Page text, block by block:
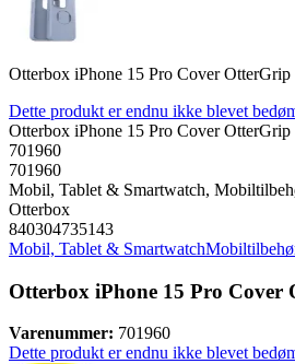
Otterbox iPhone 15 Pro Cover
Dette produkt er endnu ikke blevet
Otterbox iPhone 15 Pro Cover
701960
701960
Mobil, Tablet & Smartwatch,
Otterbox
840304735143
Mobil, Tablet & Smartwatch
Otterbox iPhone 15 Pro Cover
Varenummer: 701960
Dette produkt er endnu ikke blevet